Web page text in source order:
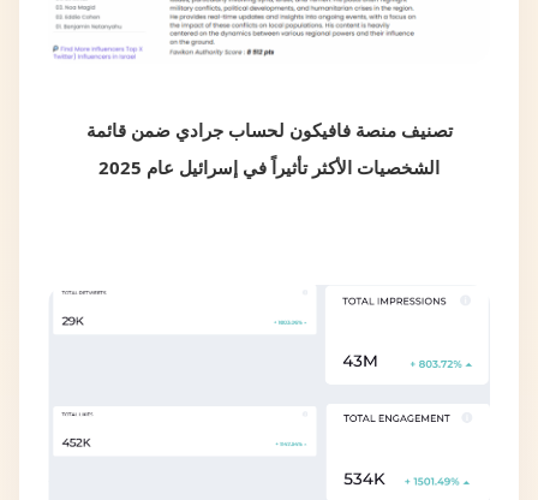
تصنيف منصة فافيكون لحساب جرادي ضمن قائمة
الشخصيات الأكثر تأثيراً في إسرائيل عام 2025